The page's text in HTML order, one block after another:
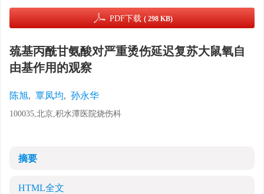
PDF下载 ( 298 KB)
巯基丙酰甘氨酸对严重烫伤延迟复苏大鼠氧自
由基作用的观察
陈旭, 覃凤均, 孙永华
100035,北京,积水潭医院烧伤科
摘要
HTML全文